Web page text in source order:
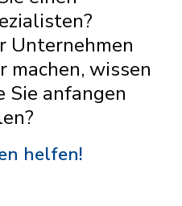
Unternehmen
machen, wissen
Sie anfangen
helfen!